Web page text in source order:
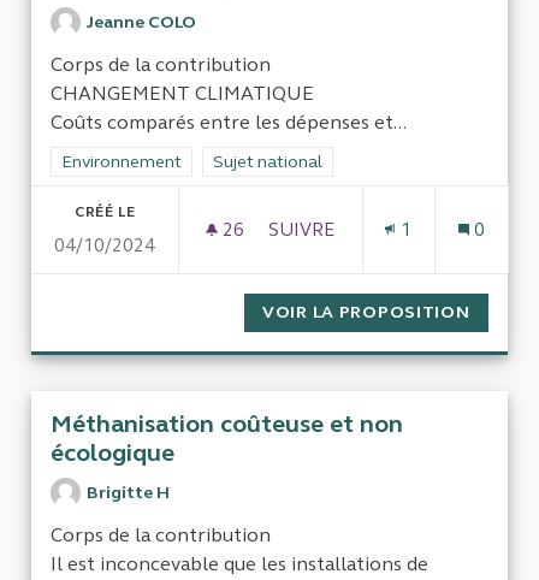
Jeanne COLO
Corps de la contribution
CHANGEMENT CLIMATIQUE
Coûts comparés entre les dépenses et...
Filtrer les résultats de la catégorie : Environnement
Environnement Filtrer les résultats pour le secteur : Sujet
Sujet national
CRÉÉ LE
04/10/2024
26 26 ABONNÉS
SUIVRE
1 0
VOIR LA PROPOSITION
Méthanisation coûteuse et non
écologique
Brigitte H
Corps de la contribution
Il est inconcevable que les installations de